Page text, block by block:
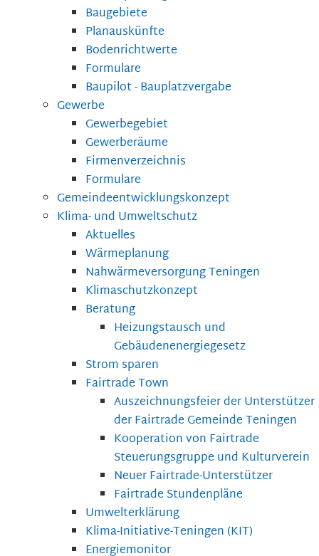
Baugebiete
Planauskünfte
Bodenrichtwerte
Formulare
Baupilot - Bauplatzvergabe
Gewerbe
Gewerbegebiet
Gewerberäume
Firmenverzeichnis
Formulare
Gemeindeentwicklungskonzept
Klima- und Umweltschutz
Aktuelles
Wärmeplanung
Nahwärmeversorgung Teningen
Klimaschutzkonzept
Beratung
Heizungstausch und
Gebäudenenergiegesetz
Strom sparen
Fairtrade Town
Auszeichnungsfeier der Unterstützer
der Fairtrade Gemeinde Teningen
Kooperation von Fairtrade
Steuerungsgruppe und Kulturverein
Neuer Fairtrade-Unterstützer
Fairtrade Stundenpläne
Umwelterklärung
Klima-Initiative-Teningen (KIT)
Energiemonitor